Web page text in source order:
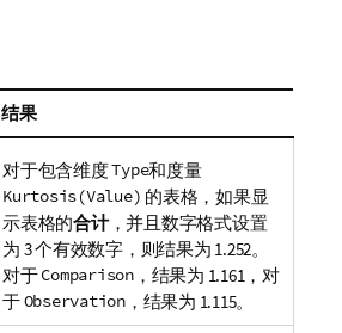
结果
对于包含维度Type和度量
Kurtosis(Value) 的表格，如果显
示表格的合计，并且数字格式设置
为 3 个有效数字，则结果为 1.252。
对于Comparison，结果为 1.161，对
于Observation，结果为 1.115。